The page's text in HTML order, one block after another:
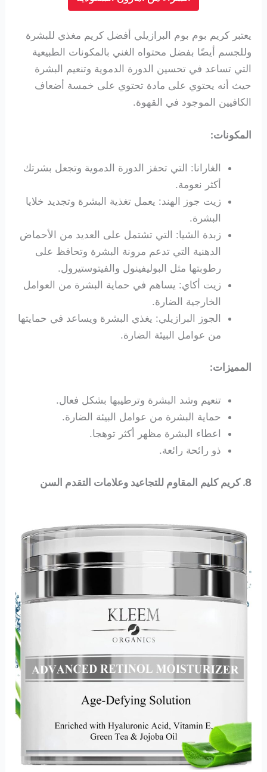
يعتبر كريم بوم بوم البرازيلي أفضل كريم مغذي للبشرة
وللجسم أيضًا بفضل محتواه الغني بالمكونات الطبيعية
التي تساعد في تحسين الدورة الدموية وتنعيم البشرة
حيث أنه يحتوي على مادة تحتوي على خمسة أضعاف
الكافيين الموجود في القهوة.
المكونات:
الغارانا: التي تحفز الدورة الدموية وتجعل بشرتك
أكثر نعومة.
زيت جوز الهند: يعمل تغذية البشرة وتجديد خلايا
البشرة.
زبدة الشيا: التي تشتمل على العديد من الأحماض
الدهنية التي تدعم مرونة البشرة وتحافظ على
رطوبتها مثل البوليفينول والفيتوستيرول.
زيت أكاي: يساهم في حماية البشرة من العوامل
الخارجية الضارة.
الجوز البرازيلي: يغذي البشرة ويساعد في حمايتها
من عوامل البيئة الضارة.
المميزات:
تنعيم وشد البشرة وترطيبها بشكل فعال.
حماية البشرة من عوامل البيئة الضارة.
اعطاء البشرة مظهر أكثر توهجا.
ذو رائحة رائعة.
8. كريم كليم المقاوم للتجاعيد وعلامات التقدم السن